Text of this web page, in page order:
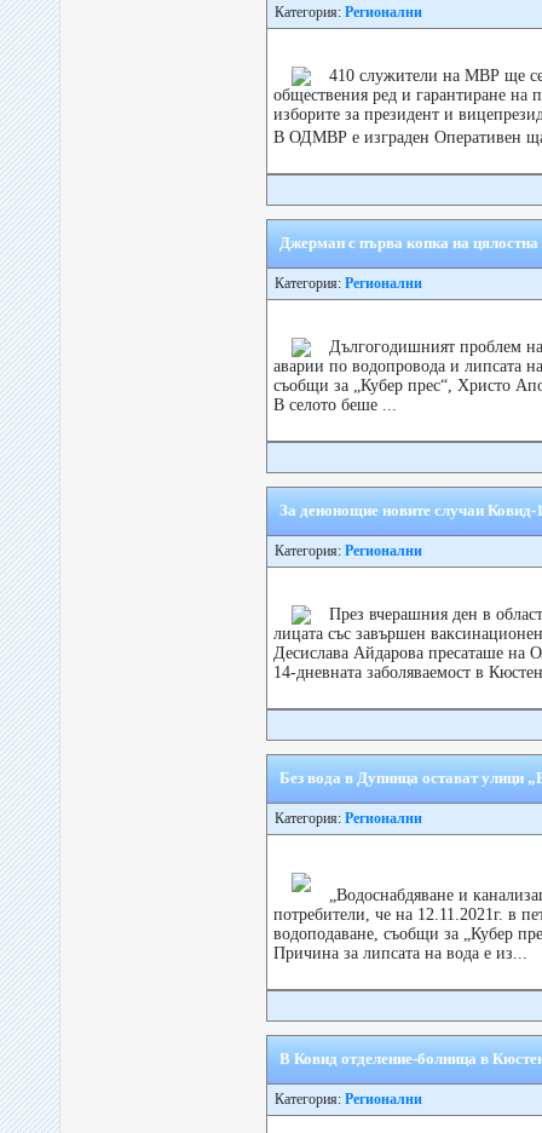
Категория: Регионални
410 служители на МВР ще се
обществения ред и гарантиране на
изборите за президент и
В ОДМВР е изграден Оперативен
Джерман с първа копка на
Категория: Регионални
Дългогодишният проблем
аварии по водопровода и липсата
съобщи за „Кубер прес“, Христо
В селото беше ...
За денонощие новите случаи
Категория: Регионални
През вчерашния ден в
лицата със завършен
Десислава Айдарова пресаташе на
14-дневната заболяваемост в
Без вода в Дупинца остават улици
Категория: Регионални
„Водоснабдяване и
потребители, че на 12.11.2021г. в
водоподаване, съобщи за „Кубер
Причина за липсата на вода е из...
В Ковид отделение-болница в
Категория: Регионални